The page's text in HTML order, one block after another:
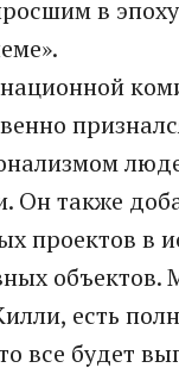
в
Он также
проектов в
есть
все будет